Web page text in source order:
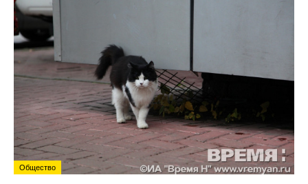
Общество